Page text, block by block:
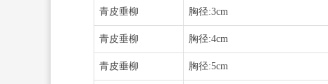
青皮垂柳 胸径:3cm
青皮垂柳 胸径:4cm
青皮垂柳 胸径:5cm